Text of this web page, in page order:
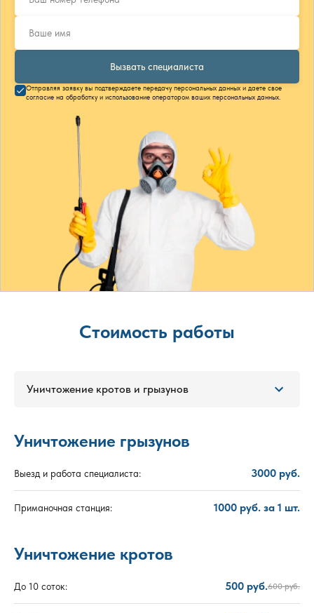
Вызвать специалиста
Отправляя заявку вы подтверждаете передачу персональных данных и даете свое
согласие на обработку и использование оператором ваших персональных данных.
Стоимость работы
Уничтожение кротов и грызунов
Уничтожение грызунов
Выезд и работа специалиста: 3000 руб.
Приманочная станция: 1000 руб. за 1 шт.
Уничтожение кротов
До 10 соток: 500 руб.600 руб.